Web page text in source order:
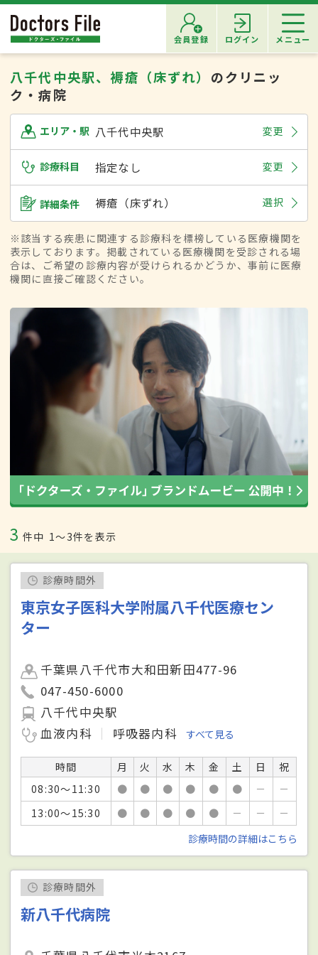
会員登録 ログイン メニュー
八千代中央駅、褥瘡（床ずれ） のクリニッ
ク・病院
エリア・駅 八千代中央駅 変更
診療科目 指定なし 変更
詳細条件 褥瘡（床ずれ） 選択
※該当する疾患に関連する診療科を標榜している医療機関を
表示しております。掲載されている医療機関を受診される場
合は、ご希望の診療内容が受けられるかどうか、事前に医療
機関に直接ご確認ください。
3 件中 1〜3件を表示
診療時間外
東京女子医科大学附属八千代医療セン
ター
千葉県八千代市大和田新田477-96
047-450-6000
八千代中央駅
血液内科
呼吸器内科 すべて見る
時間 月 火 水 木 金 土 日
祝
08:30～11:30
● ● ● ● ● ● －
－
13:00～15:30
● ● ● ● ● － －
－
診療時間の詳細はこちら
診療時間外
新八千代病院